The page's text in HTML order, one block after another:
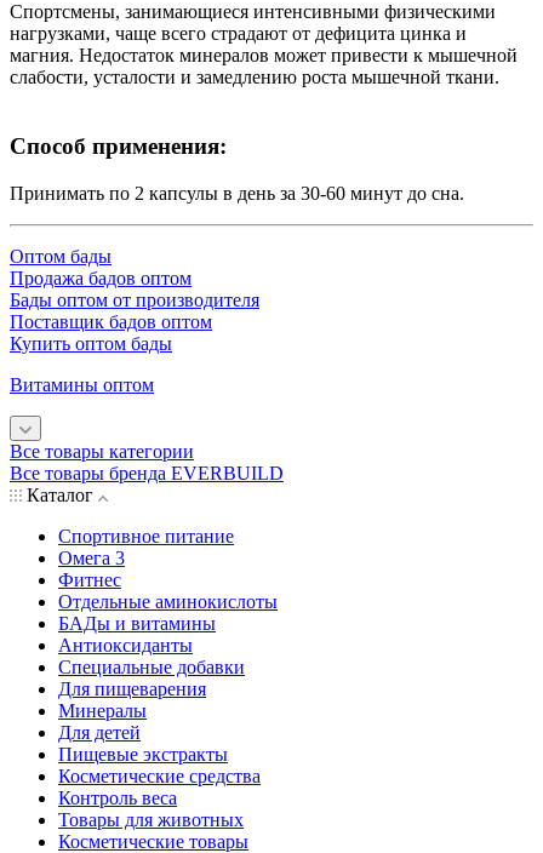
Спортсмены, занимающиеся интенсивными физическими
нагрузками, чаще всего страдают от дефицита цинка и
магния. Недостаток минералов может привести к мышечной
слабости, усталости и замедлению роста мышечной ткани.
Способ применения:
Принимать по 2 капсулы в день за 30-60 минут до сна.
Оптом бады
Продажа бадов оптом
Бады оптом от производителя
Поставщик бадов оптом
Купить оптом бады
Витамины оптом
Все товары категории
Все товары бренда EVERBUILD
Каталог
Спортивное питание
Омега 3
Фитнес
Отдельные аминокислоты
БАДы и витамины
Антиоксиданты
Специальные добавки
Для пищеварения
Минералы
Для детей
Пищевые экстракты
Косметические средства
Контроль веса
Товары для животных
Косметические товары